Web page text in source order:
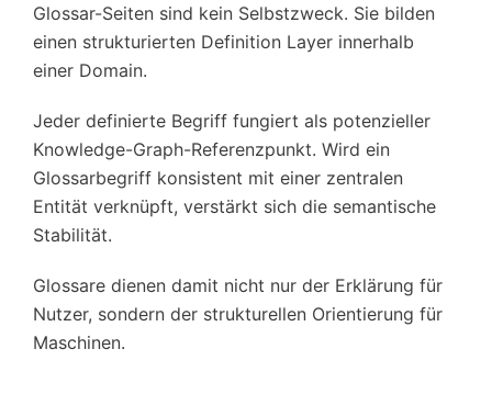
Glossar-Seiten sind kein Selbstzweck. Sie bilden
einen strukturierten Definition Layer innerhalb
einer Domain.
Jeder definierte Begriff fungiert als potenzieller
Knowledge-Graph-Referenzpunkt. Wird ein
Glossarbegriff konsistent mit einer zentralen
Entität verknüpft, verstärkt sich die semantische
Stabilität.
Glossare dienen damit nicht nur der Erklärung für
Nutzer, sondern der strukturellen Orientierung für
Maschinen.